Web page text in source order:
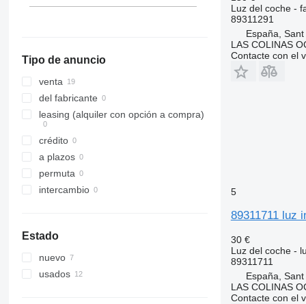
Tipo de anuncio
venta
del fabricante
leasing (alquiler con opción a compra)
crédito
a plazos
permuta
intercambio
Estado
nuevo
usados
Luz del coche -
89311291
España,
LAS COLINAS
Contacte con el
5
89311711 luz
30 €
Luz del coche -
89311711
España,
LAS COLINAS
Contacte con el